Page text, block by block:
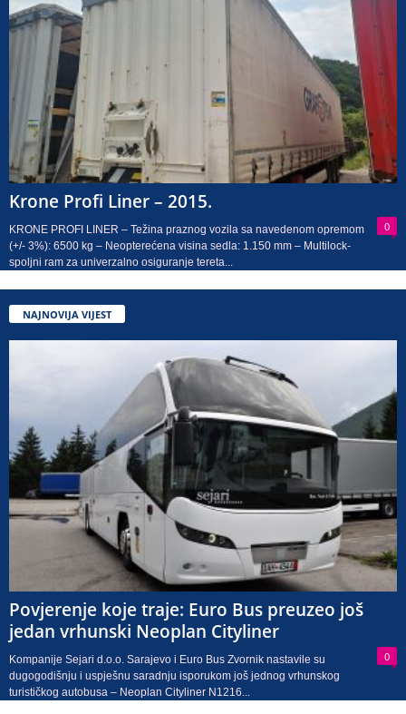
Krone Profi Liner – 2015.
0
KRONE PROFI LINER – Težina praznog vozila sa navedenom opremom
(+/- 3%): 6500 kg – Neopterećena visina sedla: 1.150 mm – Multilock-
spoljni ram za univerzalno osiguranje tereta...
NAJNOVIJA VIJEST
Povjerenje koje traje: Euro Bus preuzeo još
jedan vrhunski Neoplan Cityliner
0
Kompanije Sejari d.o.o. Sarajevo i Euro Bus Zvornik nastavile su
dugogodišnju i uspješnu saradnju isporukom još jednog vrhunskog
turističkog autobusa – Neoplan Cityliner N1216...